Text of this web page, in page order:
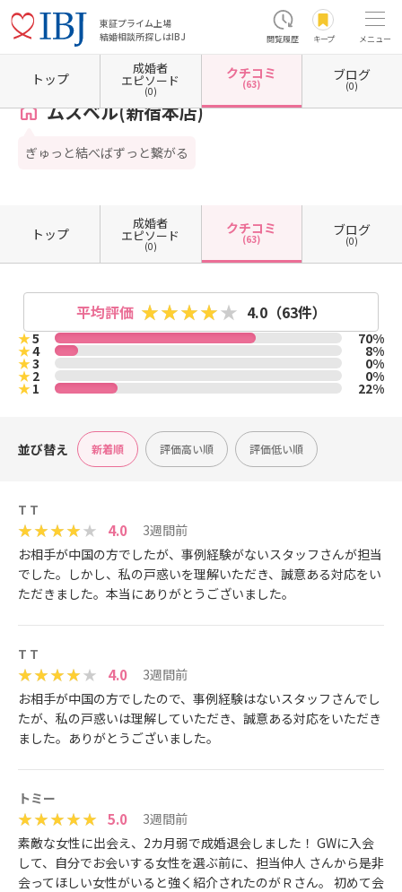
東証プライム上場
結婚相談所探しはIBJ
閲覧履歴 キープ メニュー
ホーム 東京都の結婚相談所 東京都新宿区 ムスベル(新宿本店) クチコミ一覧
ムスベル(新宿本店)
ぎゅっと結べばずっと繋がる
トップ
成婚者
エピソード
(0)
クチコミ
(63)
ブログ
(0)
トップ
成婚者
エピソード
(0)
クチコミ
(63)
ブログ
(0)
平均評価 4.0（63件）
★5 70%
★4 8%
★3 0%
★2 0%
★1 22%
並び替え 新着順 評価高い順 評価低い順
T T
4.0
3週間前
お相手が中国の方でしたが、事例経験がないスタッフさんが担当
でした。しかし、私の戸惑いを理解いただき、誠意ある対応をい
ただきました。本当にありがとうございました。
T T
4.0
3週間前
お相手が中国の方でしたので、事例経験はないスタッフさんでし
たが、私の戸惑いは理解していただき、誠意ある対応をいただき
ました。ありがとうございました。
トミー
5.0
3週間前
素敵な女性に出会え、2カ月弱で成婚退会しました！ GWに入会
して、自分でお会いする女性を選ぶ前に、担当仲人 さんから是非
会ってほしい女性がいると強く紹介されたのがＲさん。 初めて会